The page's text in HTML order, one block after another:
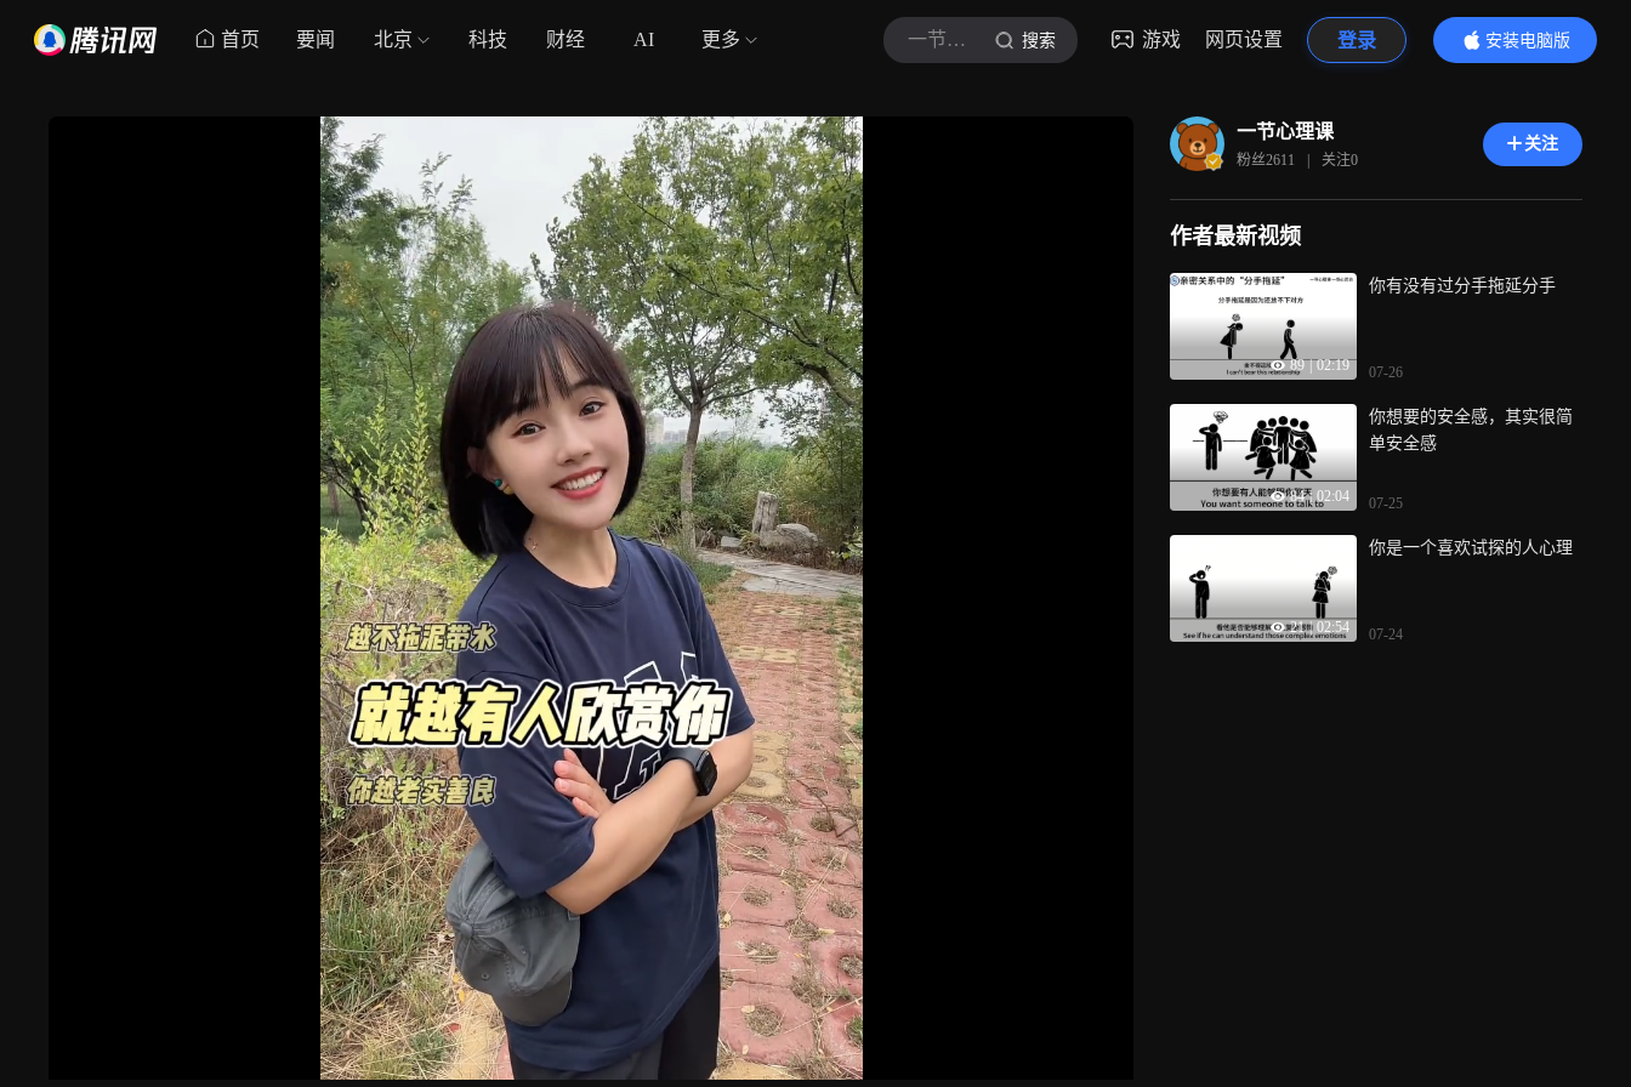
首页 要闻 北京 科技 财经 AI 更多 一节心理课 搜索 游戏 网页设置 登录
安装电脑版
内容更精彩
一节心理课
粉丝2611 | 关注0
关注
作者最新视频
89 | 02:19
你有没有过分手拖延分手
07-26
84 | 02:04
你想要的安全感，其实很简
单安全感
07-25
21 | 02:54
你是一个喜欢试探的人心理
07-24